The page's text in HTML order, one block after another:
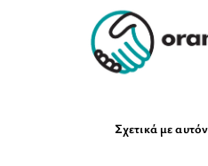
Σχετικά με